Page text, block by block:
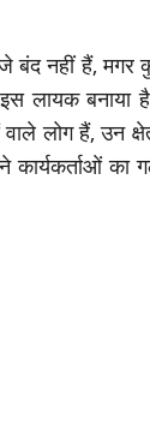
बंद नहीं हैं, मगर
लायक बनाया
लोग हैं, उन
कार्यकर्ताओं